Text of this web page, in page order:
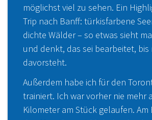
möglichst viel zu sehen. Ein
Trip nach Banff: türkisfarbene
dichte Wälder – so etwas sieht
und denkt, das sei bearbeitet,
davorsteht.
Außerdem habe ich für den
trainiert. Ich war vorher nie mehr
Kilometer am Stück gelaufen. Am